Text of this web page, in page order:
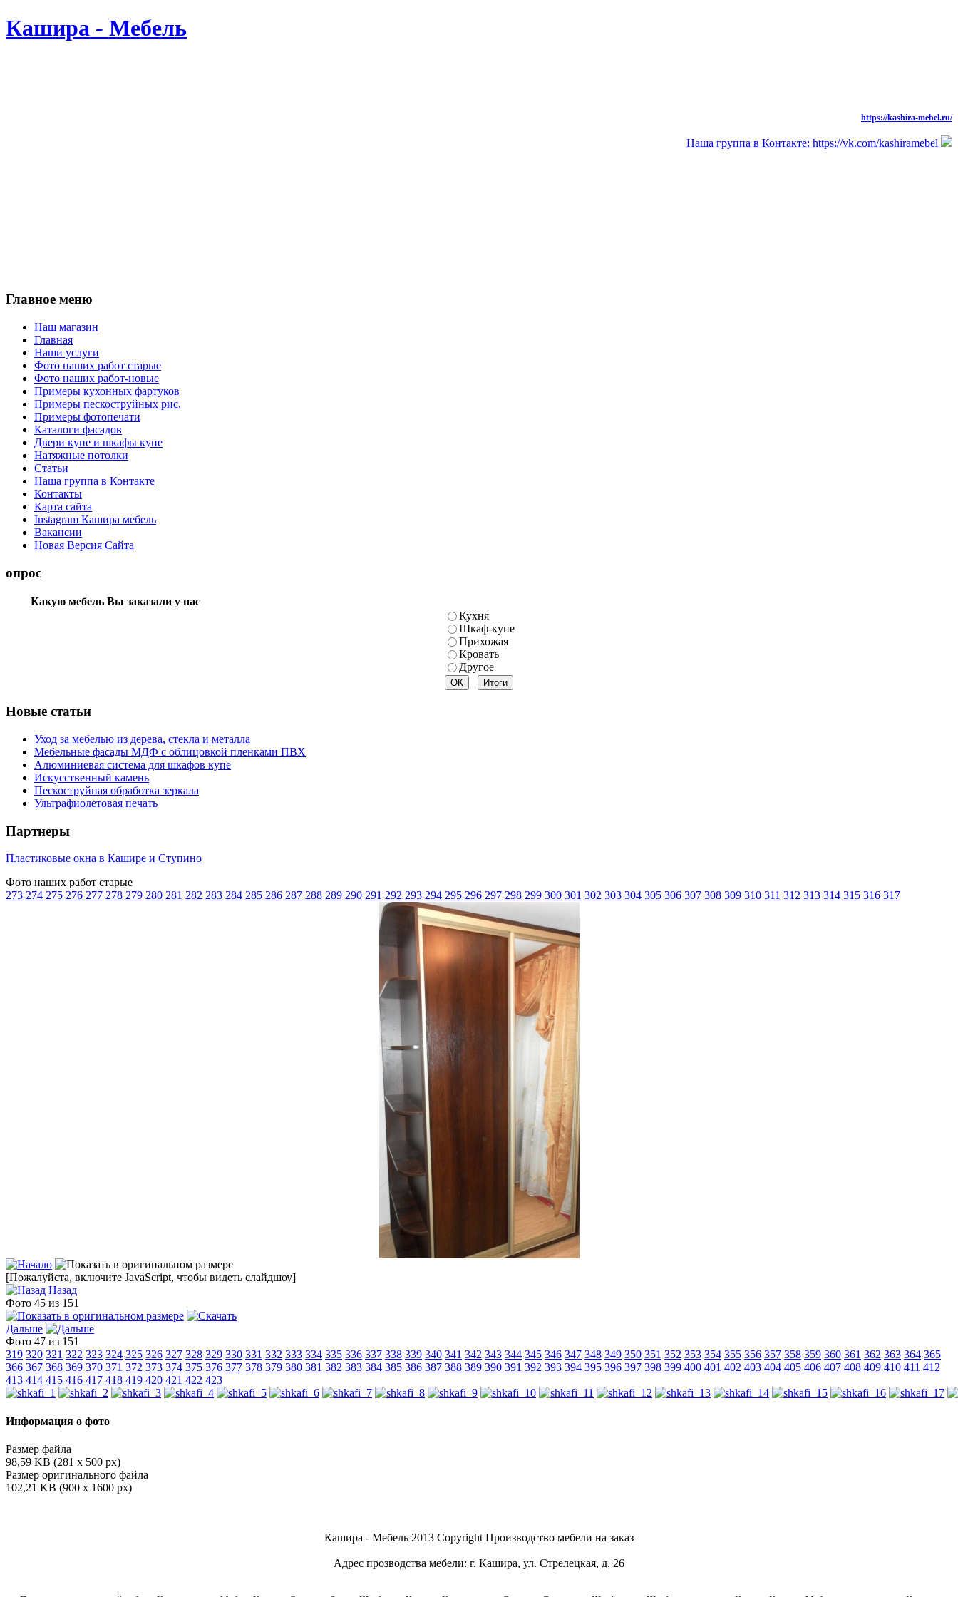
Кашира - Мебель
https://kashira-mebel.ru/
Наша группа в Контакте: https://vk.com/kashiramebel
Главное меню
Наш магазин
Главная
Наши услуги
Фото наших работ старые
Фото наших работ-новые
Примеры кухонных фартуков
Примеры пескоструйных рис.
Примеры фотопечати
Каталоги фасадов
Двери купе и шкафы купе
Натяжные потолки
Статьи
Наша группа в Контакте
Контакты
Карта сайта
Instagram Кашира мебель
Вакансии
Новая Версия Сайта
опрос
Какую мебель Вы заказали у нас
Кухня
Шкаф-купе
Прихожая
Кровать
Другое
Новые статьи
Уход за мебелью из дерева, стекла и металла
Мебельные фасады МДФ с облицовкой пленками ПВХ
Алюминиевая система для шкафов купе
Искусственный камень
Пескоструйная обработка зеркала
Ультрафиолетовая печать
Партнеры
Пластиковые окна в Кашире и Ступино
Фото наших работ старые
273 274 275 276 277 278 279 280 281 282 283 284 285 286 287 288 289 290 291 292 293 294 295 296 297 298 299 300 301 302 303 304 305 306 307 308 309 310 311 312 313 314 315 316 317
[Пожалуйста, включите JavaScript, чтобы видеть слайдшоу]
Назад
Фото 45 из 151
Дальше
Фото 47 из 151
319 320 321 322 323 324 325 326 327 328 329 330 331 332 333 334 335 336 337 338 339 340 341 342 343 344 345 346 347 348 349 350 351 352 353 354 355 356 357 358 359 360 361 362 363 364 365
366 367 368 369 370 371 372 373 374 375 376 377 378 379 380 381 382 383 384 385 386 387 388 389 390 391 392 393 394 395 396 397 398 399 400 401 402 403 404 405 406 407 408 409 410 411 412
413 414 415 416 417 418 419 420 421 422 423
Информация о фото
Размер файла
98,59 KB (281 x 500 px)
Размер оригинального файла
102,21 KB (900 x 1600 px)
Кашира - Мебель 2013 Copyright Производство мебели на заказ
Адрес прозводства мебели: г. Кашира, ул. Стрелецкая, д. 26